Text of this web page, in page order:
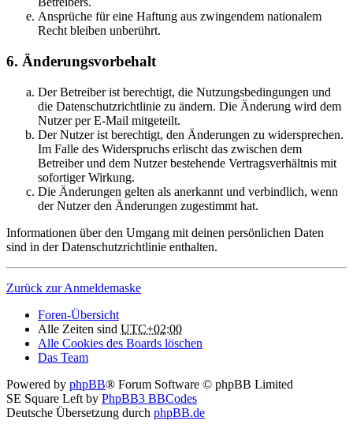
Ansprüche für eine Haftung aus zwingendem nationalem
Recht bleiben unberührt.
6. Änderungsvorbehalt
Der Betreiber ist berechtigt, die Nutzungsbedingungen und
die Datenschutzrichtlinie zu ändern. Die Änderung wird dem
Nutzer per E-Mail mitgeteilt.
Der Nutzer ist berechtigt, den Änderungen zu widersprechen.
Im Falle des Widerspruchs erlischt das zwischen dem
Betreiber und dem Nutzer bestehende Vertragsverhältnis mit
sofortiger Wirkung.
Die Änderungen gelten als anerkannt und verbindlich, wenn
der Nutzer den Änderungen zugestimmt hat.
Informationen über den Umgang mit deinen persönlichen Daten
sind in der Datenschutzrichtlinie enthalten.
Zurück zur Anmeldemaske
Foren-Übersicht
Alle Zeiten sind UTC+02:00
Alle Cookies des Boards löschen
Das Team
Powered by phpBB® Forum Software © phpBB Limited
SE Square Left by PhpBB3 BBCodes
Deutsche Übersetzung durch phpBB.de